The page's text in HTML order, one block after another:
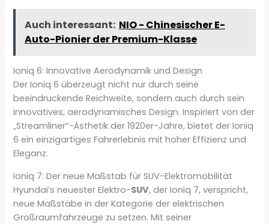
Auch interessant: NIO - Chinesischer E-
Auto-Pionier der Premium-Klasse
Ioniq 6: Innovative Aerodynamik und Design
Der Ioniq 6 überzeugt nicht nur durch seine
beeindruckende Reichweite, sondern auch durch sein
innovatives, aerodynamisches Design. Inspiriert von der
„Streamliner“-Ästhetik der 1920er-Jahre, bietet der Ioniq
6 ein einzigartiges Fahrerlebnis mit hoher Effizienz und
Eleganz.
Ioniq 7: Der neue Maßstab für SUV-Elektromobilität
Hyundai’s neuester Elektro-SUV, der Ioniq 7, verspricht,
neue Maßstäbe in der Kategorie der elektrischen
Großraumfahrzeuge zu setzen. Mit seiner